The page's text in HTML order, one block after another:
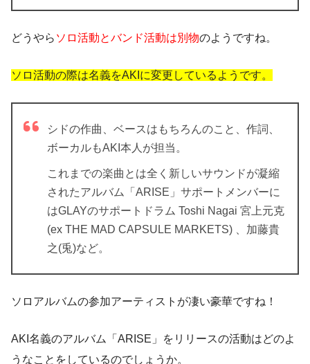
どうやら ソロ活動とバンド活動は別物のようですね。
ソロ活動の際は名義をAKIに変更しているようです。
シドの作曲、ベースはもちろんのこと、作詞、
ボーカルもAKI本人が担当。
これまでの楽曲とは全く新しいサウンドが凝縮
されたアルバム「ARISE」サポートメンバーに
はGLAYのサポートドラム Toshi Nagai 宮上元克
(ex THE MAD CAPSULE MARKETS) 、加藤貴
之(兎)など。
ソロアルバムの参加アーティストが凄い豪華ですね！
AKI名義のアルバム「ARISE」をリリースの活動はどのよ
うなことをしているのでしょうか。